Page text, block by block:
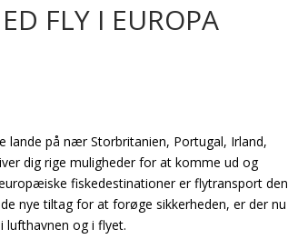
FLY I EUROPA
lande på nær Storbritanien, Portugal, Irland,
dig rige muligheder for at komme ud og
fiskedestinationer er flytransport den
nye tiltag for at forøge sikkerheden, er der nu
og i flyet.